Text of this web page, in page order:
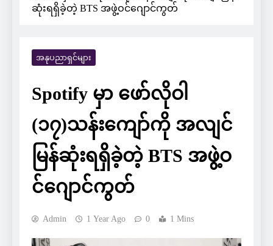
ဆုံးရရှိခဲ့တဲ့ BTS အဖွဲ့ဝင်ဂျောင်ကွတ်
အနုပညာရှင်များ
Spotify မှာ ဖော်လိုဝါ
(၁၇)သန်းကျော်ကို အလျင်
မြန်ဆုံးရရှိခဲ့တဲ့ BTS အဖွဲ့ဝ
င်ဂျောင်ကွတ်
Admin 1 Year Ago 0 1 Mins